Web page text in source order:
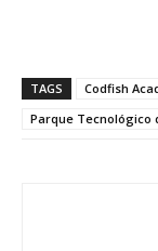
TAGS Codfish
Parque Tecnológico